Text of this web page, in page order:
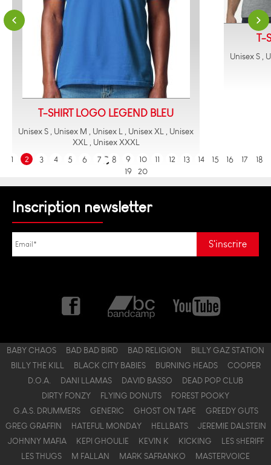
T-SHIRT LOGO LEGEND BLEU
Unisex S , Unisex M , Unisex L , Unisex XL , Unisex
XXL , Unisex XXXL
T-
Unisex S ,
1 2 3 4 5 6 7 8 9 10 11 12 13 14 15 16 17
18
19 20
Inscription newsletter
BABY CHAOS BAD BAD BIRD BAD RELIGION
BILLY GAZ STATION
BILLY THE KILL
BLACK CITY BABIES BURNING HEADS
COOPER
D.O.A.
DANI LLAMAS DAVID BASSO
DEAD POP CLUB
DIRTY FONZY
FLYING DONUTS
FOREST POOKY
G.A.S. DRUMMERS
GENERIC GHOST ON TAPE
GREEDY GUTS
GREG GRAFFIN
HATEFUL MONDAY HELLBATS
JEREMIE DALSTEIN
JOHNNY MAFIA
KEPI GHOULIE KEVIN K KICKING
LES $HERIFF
LES THUGS
M FALLAN MARK SAFRANKO
MASTERVOICE